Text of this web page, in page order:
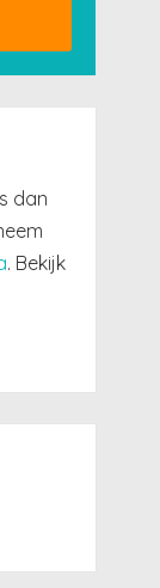
dan
. Bekijk